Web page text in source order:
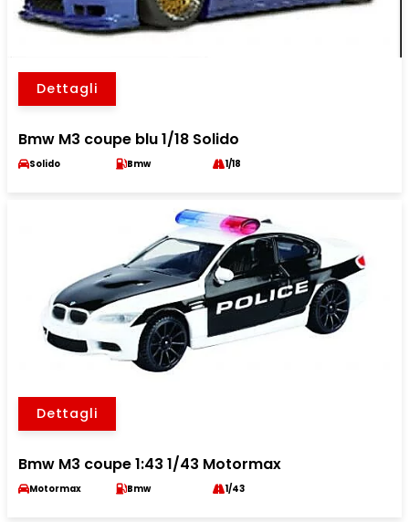
Dettagli
Bmw M3 coupe blu 1/18 Solido
Solido Bmw 1/18
Dettagli
Bmw M3 coupe 1:43 1/43 Motormax
Motormax Bmw 1/43